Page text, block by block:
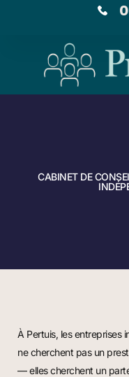
CABINET DE
À Pertuis, les entreprises
ne cherchent pas un
— elles cherchent un